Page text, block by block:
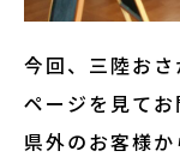
今回、三陸お
ページを見てお
県外のお客様